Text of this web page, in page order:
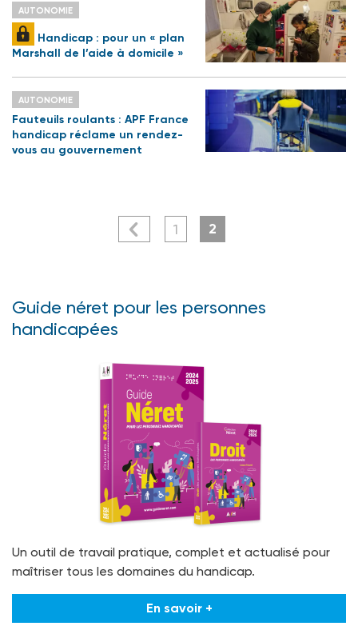
AUTONOMIE
Handicap : pour un « plan
Marshall de l’aide à domicile »
AUTONOMIE
Fauteuils roulants : APF France
handicap réclame un rendez-
vous au gouvernement
1 2
Guide néret pour les personnes
handicapées
Un outil de travail pratique, complet et actualisé pour
maîtriser tous les domaines du handicap.
En savoir +